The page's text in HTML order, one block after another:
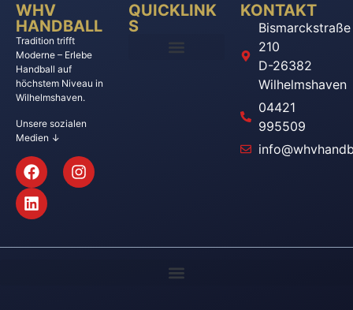
WHV
HANDBALL
Tradition trifft
Moderne – Erlebe
Handball auf
höchstem Niveau in
Wilhelmshaven.
Unsere sozialen
Medien ↓
QUICKLINK
S
KONTAKT
Bismarckstraße
210
D-26382
Wilhelmshaven
04421
995509